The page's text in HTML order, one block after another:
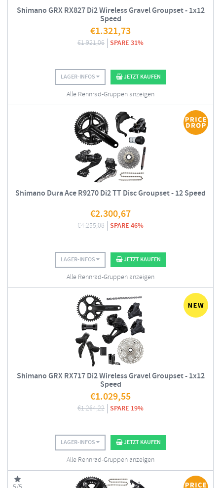
Shimano GRX RX827 Di2 Wireless Gravel Groupset - 1x12
Speed
€1.321,73
€1.921,06 SPARE 31%
LAGER-INFOS JETZT KAUFEN
Alle Rennrad-Gruppen anzeigen
Shimano Dura Ace R9270 Di2 TT Disc Groupset - 12 Speed
€2.300,67
€4.255,08 SPARE 46%
LAGER-INFOS JETZT KAUFEN
Alle Rennrad-Gruppen anzeigen
Shimano GRX RX717 Di2 Wireless Gravel Groupset - 1x12
Speed
€1.029,55
€1.264,22 SPARE 19%
LAGER-INFOS JETZT KAUFEN
Alle Rennrad-Gruppen anzeigen